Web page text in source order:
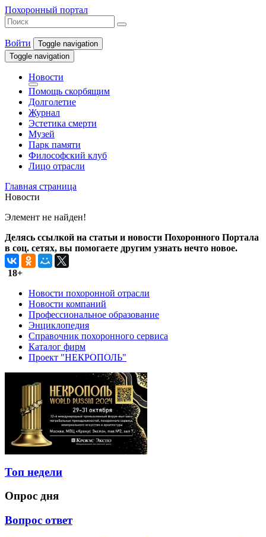
Похоронный портал
Войти
Toggle navigation
Toggle navigation
Новости
Помощь скорбящим
Долголетие
Журнал
Эстетика смерти
Музей
Парк памяти
Философский клуб
Лицо отрасли
Главная страница
Новости
Элемент не найден!
Делясь ссылкой на статьи и новости Похоронного Портала
в соц. сетях, вы помогаете другим узнать нечто новое.
18+
Новости похоронной отрасли
Новости компаний
Профессиональное образование
Энциклопедия
Справочник похоронного сервиса
Каталог фирм
Проект "НЕКРОПОЛЬ"
Топ недели
Опрос дня
Вопрос ответ